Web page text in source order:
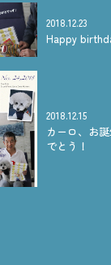
2018.12.23
Happy
2018.12.15
カーロ、お
でとう！